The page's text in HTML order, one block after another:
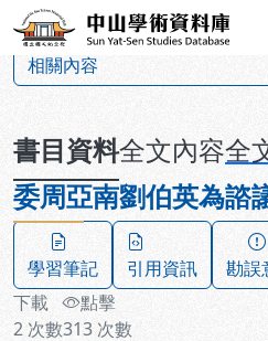
跳到主要內容
中山學術資料
相關內容
書目資料全文內容全
委周亞南劉伯英為諮
學習筆記 引用資訊 勘誤
下載
2 次數
點擊
313 次數